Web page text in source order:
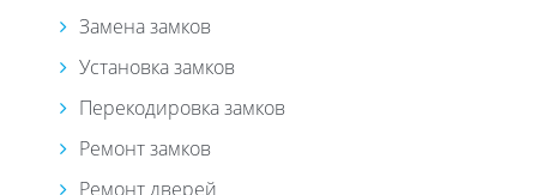
Замена замков
Установка замков
Перекодировка замков
Ремонт замков
Ремонт дверей